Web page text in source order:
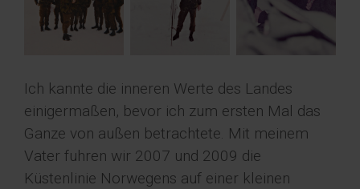
Ich kannte die inneren Werte des Landes
einigermaßen, bevor ich zum ersten Mal das
Ganze von außen betrachtete. Mit meinem
Vater fuhren wir 2007 und 2009 die
Küstenlinie Norwegens auf einer kleinen